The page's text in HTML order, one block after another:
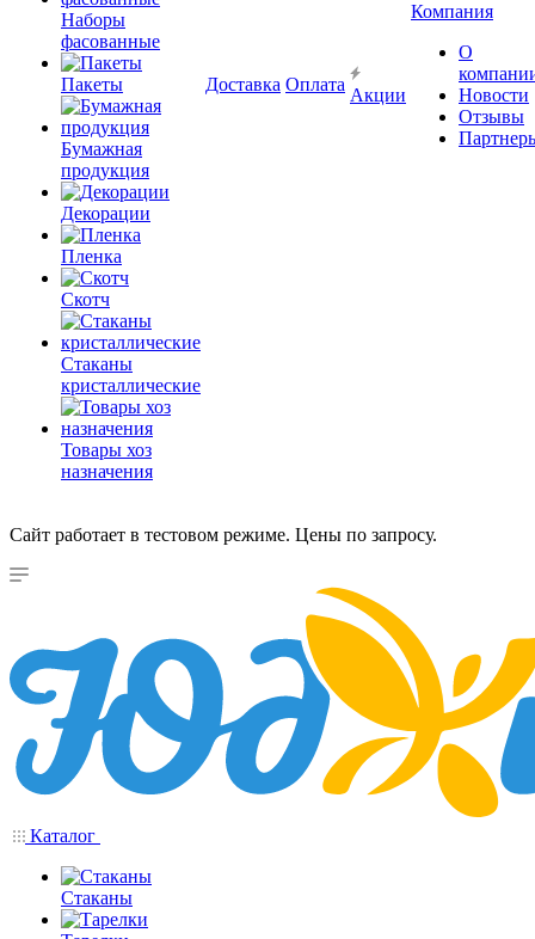
Наборы
фасованные
Пакеты
Бумажная
продукция
Декорации
Пленка
Скотч
Стаканы
кристаллические
Товары хоз
назначения
Доставка Оплата
Акции
Компания
О
Новости
Отзывы
Сайт работает в тестовом режиме. Цены по запросу.
Каталог
Стаканы